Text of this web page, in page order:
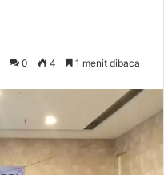
0 4 1 menit dibaca